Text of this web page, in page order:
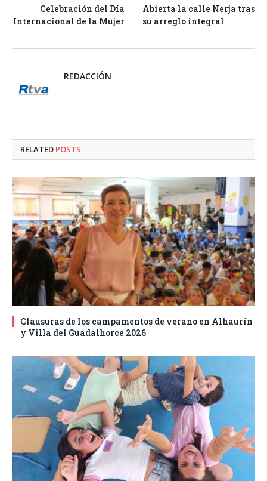
Celebración del Día
Internacional de la Mujer
Abierta la calle Nerja tras
su arreglo integral
REDACCIÓN
RELATED POSTS
Clausuras de los campamentos de verano en Alhaurín
y Villa del Guadalhorce 2026